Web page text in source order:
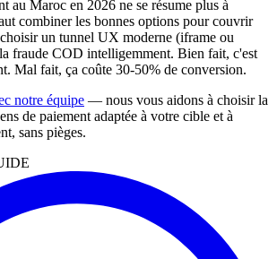
au Maroc en 2026 ne se résume plus à
combiner les bonnes options pour couvrir
un tunnel UX moderne (iframe ou
fraude COD intelligemment. Bien fait, c'est
Mal fait, ça coûte 30-50% de conversion.
notre équipe — nous vous aidons à choisir la
de paiement adaptée à votre cible et à
sans pièges.